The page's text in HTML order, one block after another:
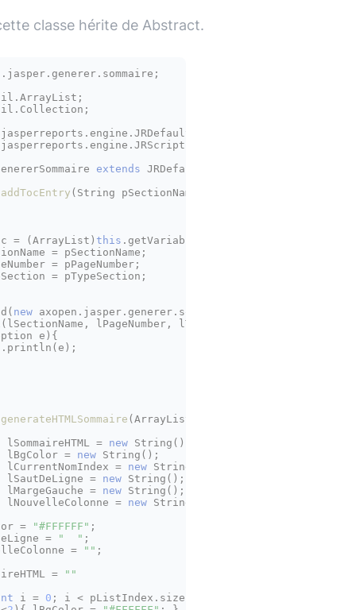
classe hérite de Abstract.
extends JRDefaultScriptlet
addTocEntry (String pSectionName, Integer pPageNumber,
= (ArrayList) this .getVariableValue(
= pSectionName;
= pPageNumber;
= pTypeSection;
new axopen .jasper.generer.sommaire
e){
generateHTMLSommaire (ArrayList pListIndex)
lSommaireHTML = new String ();
lBgColor = new String ();
lCurrentNomIndex = new String
lSautDeLigne = new String ();
lMargeGauche = new String ();
lNouvelleColonne = new String
=
"#FFFFFF" ;
=
"  " ;
=
"" ;
=
""
i = 0 ; i < pListIndex.size(); i++)